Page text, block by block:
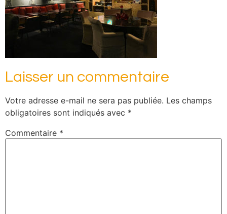
Laisser un commentaire
Votre adresse e-mail ne sera pas publiée. Les champs
obligatoires sont indiqués avec *
Commentaire *